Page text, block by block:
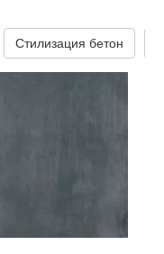
Стилизация бетон